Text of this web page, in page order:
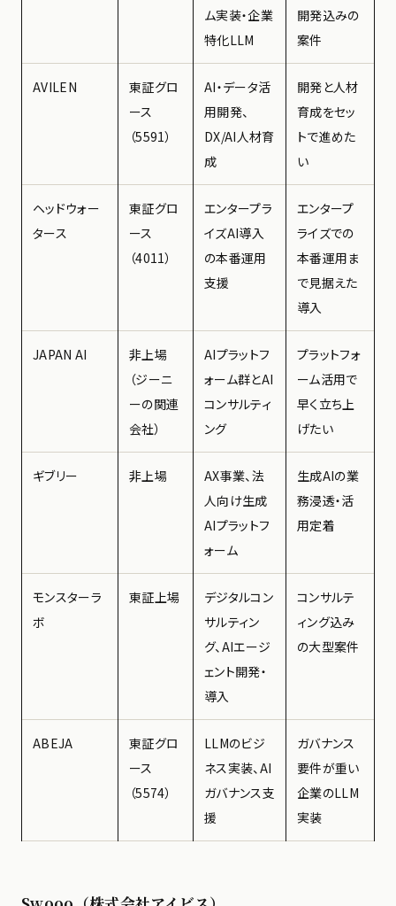
ム実装・企業
特化LLM
開発込みの
案件
AVILEN
東証グロ
ース
（5591）
AI・データ活
用開発、
DX/AI人材育
成
開発と人材
育成をセッ
トで進めた
い
ヘッドウォー
タース
東証グロ
ース
（4011）
エンタープラ
イズAI導入
の本番運用
支援
エンタープ
ライズでの
本番運用ま
で見据えた
導入
JAPAN AI
非上場
（ジーニ
ーの関連
会社）
AIプラットフ
ォーム群とAI
コンサルティ
ング
プラットフォ
ーム活用で
早く立ち上
げたい
ギブリー 非上場
AX事業、法
人向け生成
AIプラットフ
ォーム
生成AIの業
務浸透・活
用定着
モンスターラ
ボ
東証上場
デジタルコン
サルティン
グ、AIエージ
ェント開発・
導入
コンサルテ
ィング込み
の大型案件
ABEJA
東証グロ
ース
（5574）
LLMのビジ
ネス実装、AI
ガバナンス支
援
ガバナンス
要件が重い
企業のLLM
実装